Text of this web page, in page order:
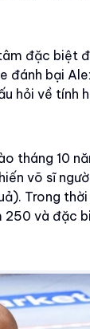
đặc biệt
đánh bại
hỏi về tính
tháng 10
võ sĩ
Trong thời
250 và đặc